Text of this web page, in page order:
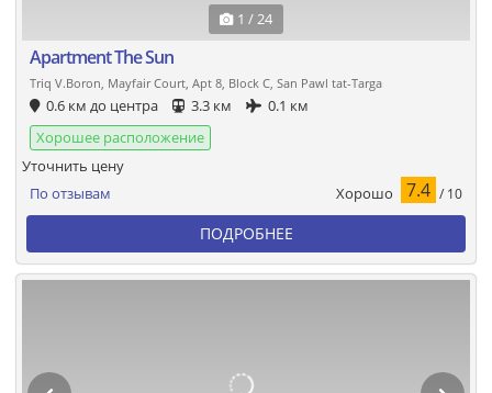
1 / 24
Apartment The Sun
Triq V.Boron, Mayfair Court, Apt 8, Block C, San Pawl tat-Targa
0.6 км до центра 3.3 км
0.1 км
Хорошее расположение
По отзывам Хорошо 7.4 / 10
Уточнить цену
ПОДРОБНЕЕ